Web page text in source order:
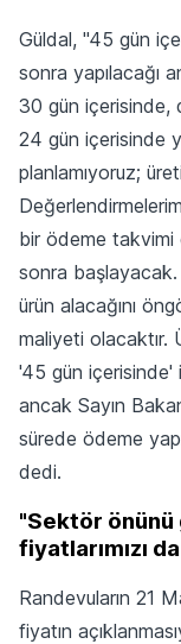
Güldal, "45 gün
sonra yapılacağı
30 gün içerisinde,
24 gün içerisinde
planlamıyoruz;
bir ödeme
sonra
ürün alacağını
maliyeti olacaktır.
'45 gün içerisinde'
ancak Sayın
sürede ödeme
dedi.
"Sektör önünü
fiyatlarımızı
Randevuların 21
fiyatın